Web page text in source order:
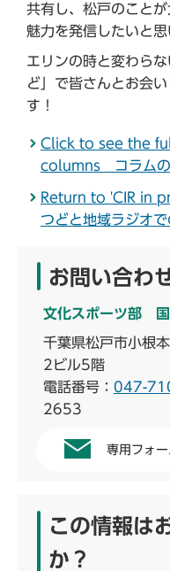
共有し、松戸のこと
魅力を発信したいと思
エリンの時と変わら
ど」で皆さんとお会
す！
Click to see the
columns コラムの
Return to 'CIR in
つどと地域ラジオ
お問い合わ
文化スポーツ部
千葉県松戸市小根
2ビル5階
電話番号： 047-
2653
専用フォ
この情報は
か？